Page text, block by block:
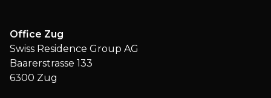
Office Zug
Swiss Residence Group AG
Baarerstrasse 133
6300 Zug